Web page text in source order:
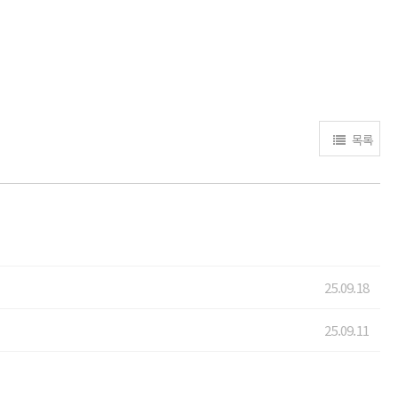
목록
25.09.18
25.09.11